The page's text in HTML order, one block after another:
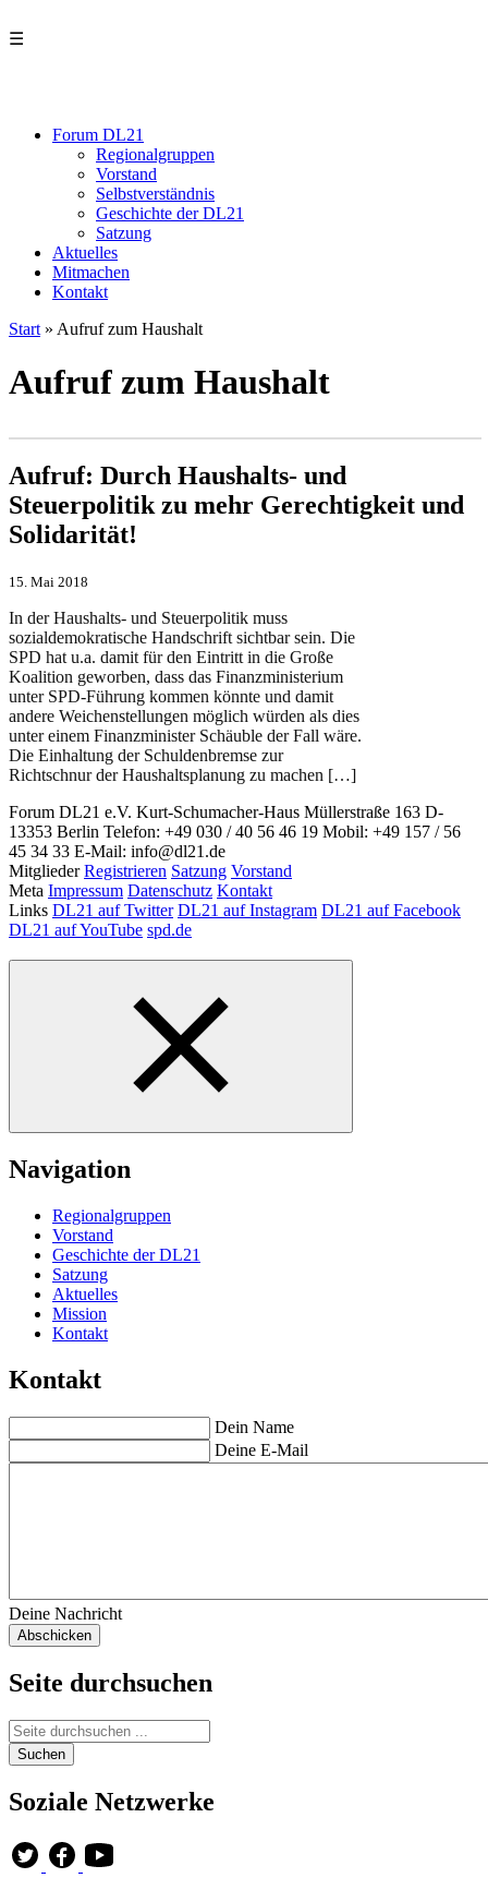
☰
Forum DL21
Regionalgruppen
Vorstand
Selbstverständnis
Geschichte der DL21
Satzung
Aktuelles
Mitmachen
Kontakt
Start » Aufruf zum Haushalt
Aufruf zum Haushalt
Aufruf: Durch Haushalts- und
Steuerpolitik zu mehr Gerechtigkeit und
Solidarität!
15. Mai 2018
In der Haushalts- und Steuerpolitik muss
sozialdemokratische Handschrift sichtbar sein. Die
SPD hat u.a. damit für den Eintritt in die Große
Koalition geworben, dass das Finanzministerium
unter SPD-Führung kommen könnte und damit
andere Weichenstellungen möglich würden als dies
unter einem Finanzminister Schäuble der Fall wäre.
Die Einhaltung der Schuldenbremse zur
Richtschnur der Haushaltsplanung zu machen […]
Forum DL21 e.V. Kurt-Schumacher-Haus Müllerstraße 163 D-
13353 Berlin Telefon: +49 030 / 40 56 46 19 Mobil: +49 157 / 56
45 34 33 E-Mail: info@dl21.de
Mitglieder Registrieren Satzung Vorstand
Meta Impressum Datenschutz Kontakt
Links DL21 auf Twitter DL21 auf Instagram DL21 auf Facebook
DL21 auf YouTube spd.de
Navigation
Regionalgruppen
Vorstand
Geschichte der DL21
Satzung
Aktuelles
Mission
Kontakt
Kontakt
Dein Name
Deine E-Mail
Deine Nachricht
Seite durchsuchen
Soziale Netzwerke